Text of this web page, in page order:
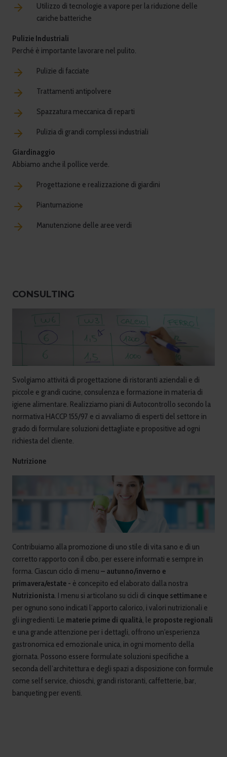
Utilizzo di tecnologie a vapore per la riduzione delle
cariche batteriche
Pulizie Industriali
Perché è importante lavorare nel pulito.
Pulizie di facciate
Trattamenti antipolvere
Spazzatura meccanica di reparti
Pulizia di grandi complessi industriali
Giardinaggio
Abbiamo anche il pollice verde.
Progettazione e realizzazione di giardini
Piantumazione
Manutenzione delle aree verdi
CONSULTING
Svolgiamo attività di progettazione di ristoranti aziendali e di
piccole e grandi cucine, consulenza e formazione in materia di
igiene alimentare. Realizziamo piani di Autocontrollo secondo la
normativa HACCP 155/97 e ci avvaliamo di esperti del settore in
grado di formulare soluzioni dettagliate e propositive ad ogni
richiesta del cliente.
Nutrizione
Contribuiamo alla promozione di uno stile di vita sano e di un
corretto rapporto con il cibo, per essere informati e sempre in
forma. Ciascun ciclo di menu – autunno/inverno e
primavera/estate - è concepito ed elaborato dalla nostra
Nutrizionista . I menu si articolano su cicli di cinque settimane e
per ognuno sono indicati l’apporto calorico, i valori nutrizionali e
gli ingredienti. Le materie prime di qualità , le proposte regionali
e una grande attenzione per i dettagli, offrono un'esperienza
gastronomica ed emozionale unica, in ogni momento della
giornata. Possono essere formulate soluzioni specifiche a
seconda dell’architettura e degli spazi a disposizione con formule
come self service, chioschi, grandi ristoranti, caffetterie, bar,
banqueting per eventi.